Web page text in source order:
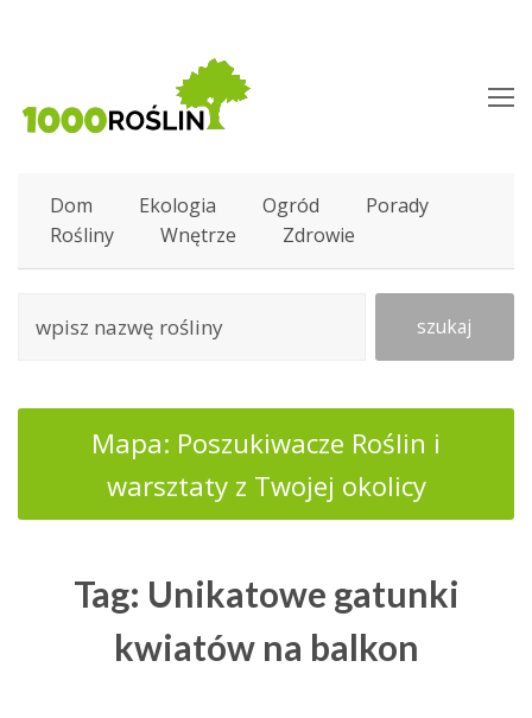
Dom Ekologia Ogród
Porady
Rośliny
Wnętrze Zdrowie
szukaj
Mapa: Poszukiwacze Roślin i
warsztaty z Twojej okolicy
Tag: Unikatowe gatunki
kwiatów na balkon